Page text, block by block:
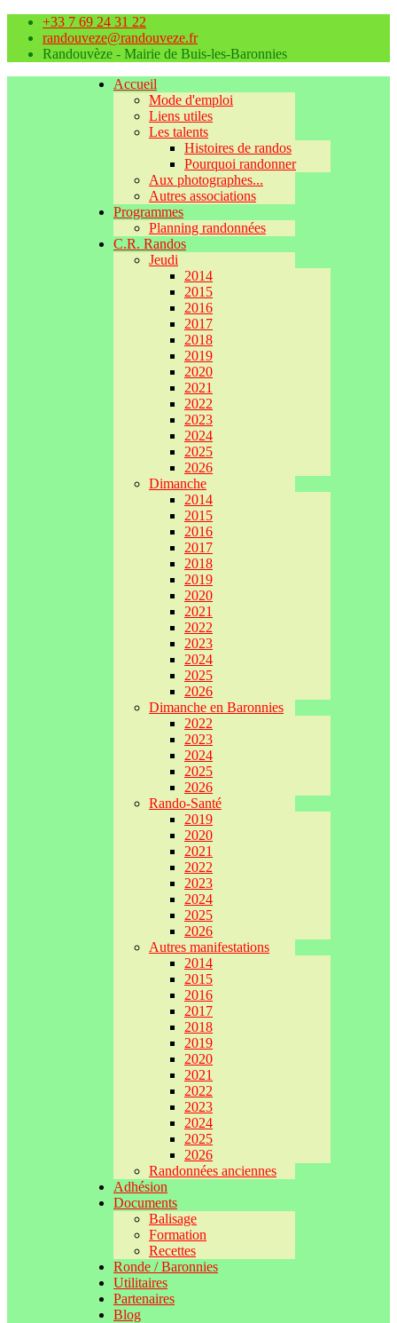
+33 7 69 24 31 22
randouveze@randouveze.fr
Randouvèze - Mairie de Buis-les-Baronnies
Accueil
Mode d'emploi
Liens utiles
Les talents
Histoires de randos
Pourquoi randonner
Aux photographes...
Autres associations
Programmes
Planning randonnées
C.R. Randos
Jeudi
2014
2015
2016
2017
2018
2019
2020
2021
2022
2023
2024
2025
2026
Dimanche
2014
2015
2016
2017
2018
2019
2020
2021
2022
2023
2024
2025
2026
Dimanche en Baronnies
2022
2023
2024
2025
2026
Rando-Santé
2019
2020
2021
2022
2023
2024
2025
2026
Autres manifestations
2014
2015
2016
2017
2018
2019
2020
2021
2022
2023
2024
2025
2026
Randonnées anciennes
Adhésion
Documents
Balisage
Formation
Recettes
Ronde / Baronnies
Utilitaires
Partenaires
Blog